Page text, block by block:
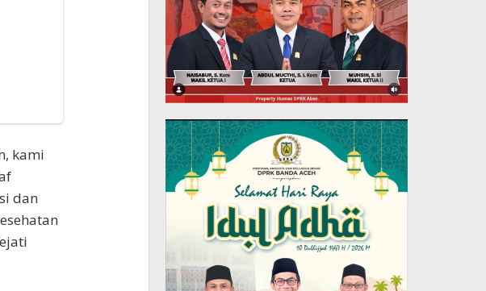
kami
dan